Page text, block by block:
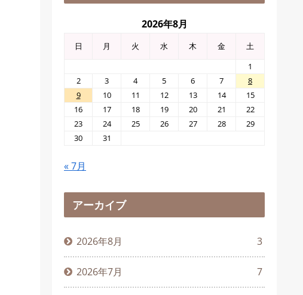
2026年8月
日 月 火 水 木 金
土
1
2
3 4 5 6 7
8
9
10 11 12 13 14
15
16
17 18 19 20 21
22
23
24 25 26 27 28
29
30
31
« 7月
アーカイブ
2026年8月 3
2026年7月 7